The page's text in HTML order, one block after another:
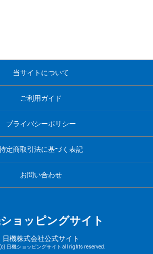
当サイトについて
ご利用ガイド
プライバシーポリシー
定商取引法に基づく表記
お問い合わせ
ショッピングサイト
日機株式会社公式サイト
日機ショッピングサイト all rights reserved.